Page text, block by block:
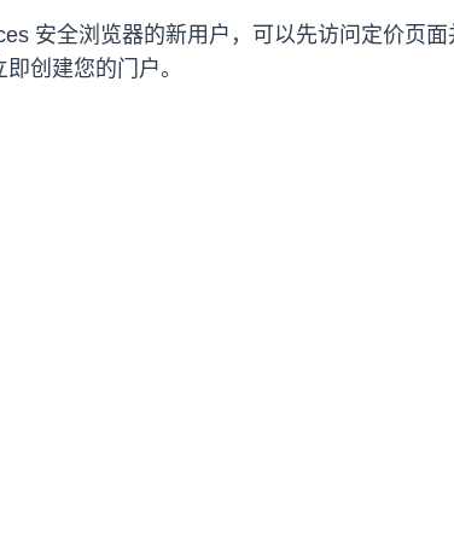
安全浏览器的新用户，可以先访问定价页
创建您的门户。